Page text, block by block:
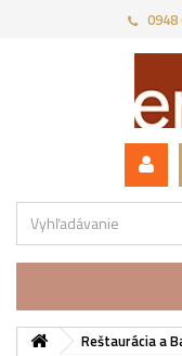
0948
Reštaurácia a